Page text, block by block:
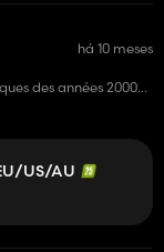
há 10 meses
des années 2000
🤩🤩
US/AU